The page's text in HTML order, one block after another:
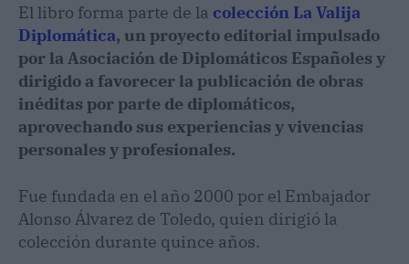
El libro forma parte de la colección La Valija
Diplomática, un proyecto editorial impulsado
por la Asociación de Diplomáticos Españoles y
dirigido a favorecer la publicación de obras
inéditas por parte de diplomáticos,
aprovechando sus experiencias y vivencias
personales y profesionales.
Fue fundada en el año 2000 por el Embajador
Alonso Álvarez de Toledo, quien dirigió la
colección durante quince años.